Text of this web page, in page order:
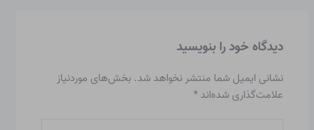
دیدگاه‌ خود را بنویسید
نشانی ایمیل شما منتشر نخواهد شد. بخش‌های موردنیاز
علامت‌گذاری شده‌اند*